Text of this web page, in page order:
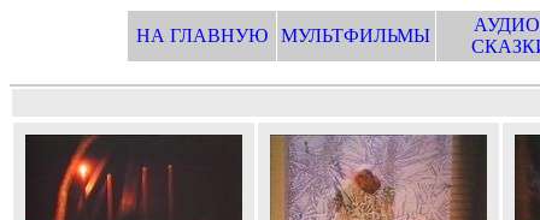
НА ГЛАВНУЮ МУЛЬТФИЛЬМЫ